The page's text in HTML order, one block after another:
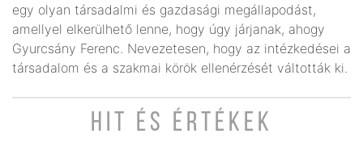
egy olyan társadalmi és gazdasági megállapodást,
amellyel elkerülhető lenne, hogy úgy járjanak, ahogy
Gyurcsány Ferenc. Nevezetesen, hogy az intézkedései a
társadalom és a szakmai körök ellenérzését váltották ki.
HIT ÉS ÉRTÉKEK